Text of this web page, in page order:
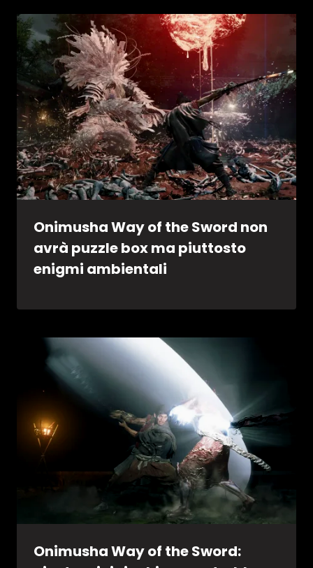
Onimusha Way of the Sword non
avrà puzzle box ma piuttosto
enigmi ambientali
Onimusha Way of the Sword: